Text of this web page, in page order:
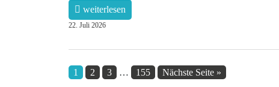
weiterlesen
22. Juli 2026
1 2 3 … 155 Nächste Seite »